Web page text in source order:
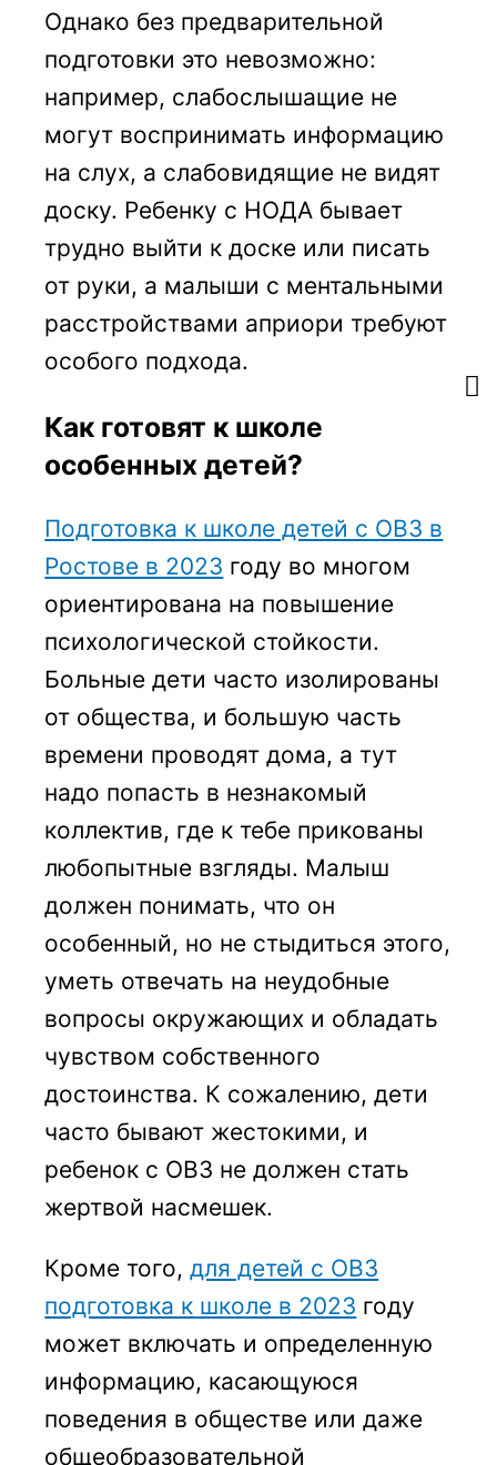
Однако без предварительной
подготовки это невозможно:
например, слабослышащие не
могут воспринимать информацию
на слух, а слабовидящие не видят
доску. Ребенку с НОДА бывает
трудно выйти к доске или писать
от руки, а малыши с ментальными
расстройствами априори требуют
особого подхода.
Как готовят к школе
особенных детей?
Подготовка к школе детей с ОВЗ в
Ростове в 2023 году во многом
ориентирована на повышение
психологической стойкости.
Больные дети часто изолированы
от общества, и большую часть
времени проводят дома, а тут
надо попасть в незнакомый
коллектив, где к тебе прикованы
любопытные взгляды. Малыш
должен понимать, что он
особенный, но не стыдиться этого,
уметь отвечать на неудобные
вопросы окружающих и обладать
чувством собственного
достоинства. К сожалению, дети
часто бывают жестокими, и
ребенок с ОВЗ не должен стать
жертвой насмешек.
Кроме того,для детей с ОВЗ
подготовка к школе в 2023 году
может включать и определенную
информацию, касающуюся
поведения в обществе или даже
общеобразовательной